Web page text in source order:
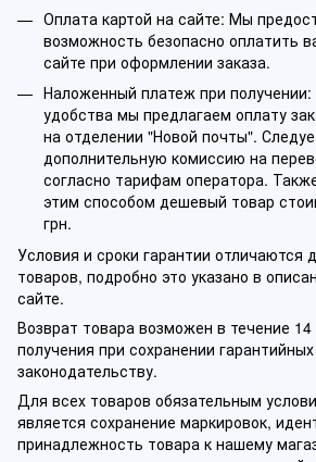
Оплата картой на сайте: Мы
возможность безопасно оплатить
сайте при оформлении заказа.
Наложенный платеж при
удобства мы предлагаем оплату
на отделении "Новой почты".
дополнительную комиссию на
согласно тарифам оператора.
этим способом дешевый товар
грн.
Условия и сроки гарантии отличаются
товаров, подробно это указано в
сайте.
Возврат товара возможен в течение
получения при сохранении
законодательству.
Для всех товаров обязательным
является сохранение маркировок,
принадлежность товара к нашему